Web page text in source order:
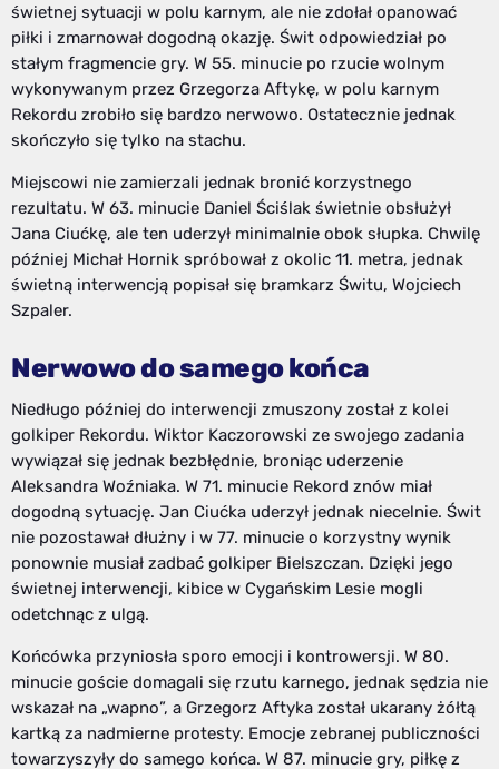
świetnej sytuacji w polu karnym, ale nie zdołał opanować
piłki i zmarnował dogodną okazję. Świt odpowiedział po
stałym fragmencie gry. W 55. minucie po rzucie wolnym
wykonywanym przez Grzegorza Aftykę, w polu karnym
Rekordu zrobiło się bardzo nerwowo. Ostatecznie jednak
skończyło się tylko na stachu.
Miejscowi nie zamierzali jednak bronić korzystnego
rezultatu. W 63. minucie Daniel Ściślak świetnie obsłużył
Jana Ciućkę, ale ten uderzył minimalnie obok słupka. Chwilę
później Michał Hornik spróbował z okolic 11. metra, jednak
świetną interwencją popisał się bramkarz Świtu, Wojciech
Szpaler.
Nerwowo do samego końca
Niedługo później do interwencji zmuszony został z kolei
golkiper Rekordu. Wiktor Kaczorowski ze swojego zadania
wywiązał się jednak bezbłędnie, broniąc uderzenie
Aleksandra Woźniaka. W 71. minucie Rekord znów miał
dogodną sytuację. Jan Ciućka uderzył jednak niecelnie. Świt
nie pozostawał dłużny i w 77. minucie o korzystny wynik
ponownie musiał zadbać golkiper Bielszczan. Dzięki jego
świetnej interwencji, kibice w Cygańskim Lesie mogli
odetchnąc z ulgą.
Końcówka przyniosła sporo emocji i kontrowersji. W 80.
minucie goście domagali się rzutu karnego, jednak sędzia nie
wskazał na „wapno”, a Grzegorz Aftyka został ukarany żółtą
kartką za nadmierne protesty. Emocje zebranej publiczności
towarzyszyły do samego końca. W 87. minucie gry, piłkę z